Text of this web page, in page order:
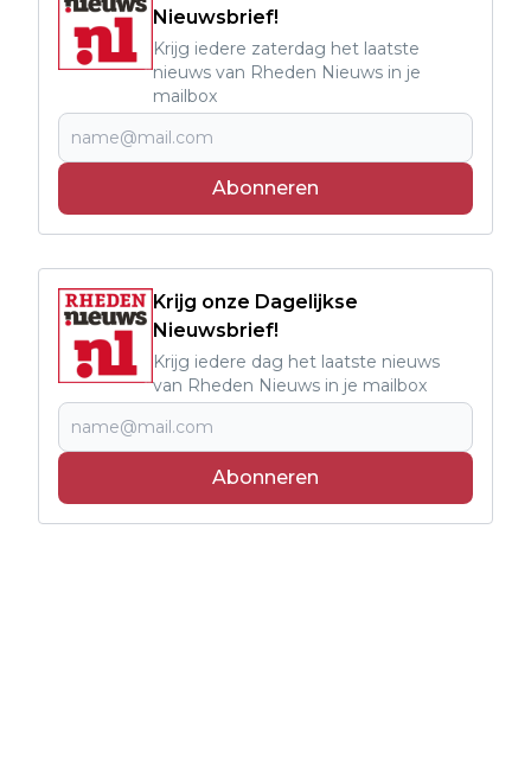
Nieuwsbrief!
Krijg iedere zaterdag het laatste
nieuws van Rheden Nieuws in je
mailbox
Abonneren
Krijg onze Dagelijkse
Nieuwsbrief!
Krijg iedere dag het laatste nieuws
van Rheden Nieuws in je mailbox
Abonneren